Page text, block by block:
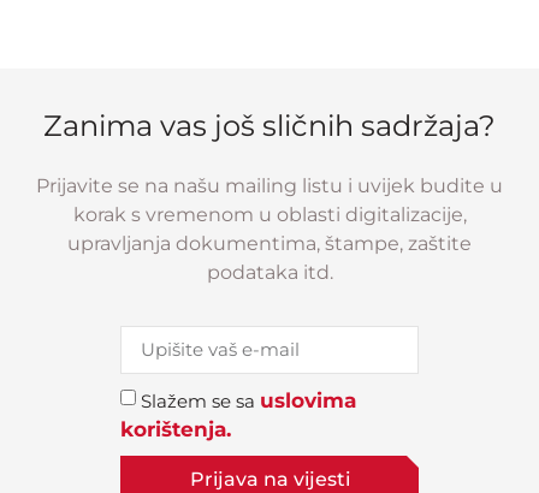
Zanima vas još sličnih sadržaja?
Prijavite se na našu mailing listu i uvijek budite u
korak s vremenom u oblasti digitalizacije,
upravljanja dokumentima, štampe, zaštite
podataka itd.
Slažem se sa uslovima
korištenja.
Prijava na vijesti